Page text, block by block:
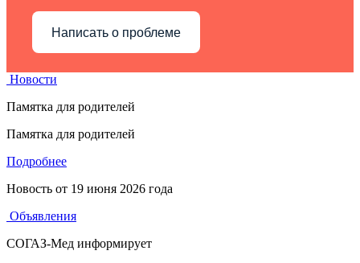
Написать о проблеме
Новости
Памятка для родителей
Памятка для родителей
Подробнее
Новость от 19 июня 2026 года
Объявления
СОГАЗ-Мед информирует